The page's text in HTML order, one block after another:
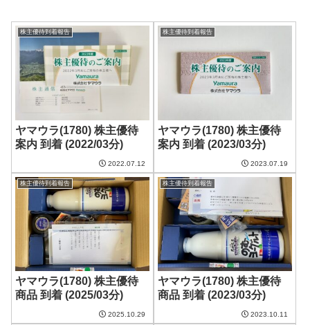
株主優待到着報告
ヤマウラ(1780) 株主優待
案内 到着 (2022/03分)
2022.07.12
株主優待到着報告
ヤマウラ(1780) 株主優待
案内 到着 (2023/03分)
2023.07.19
株主優待到着報告
ヤマウラ(1780) 株主優待
商品 到着 (2025/03分)
2025.10.29
株主優待到着報告
ヤマウラ(1780) 株主優待
商品 到着 (2023/03分)
2023.10.11